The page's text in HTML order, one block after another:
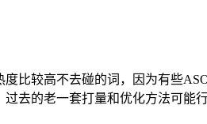
比较高不去碰的词，因为有些
去的老一套打量和优化方法可能